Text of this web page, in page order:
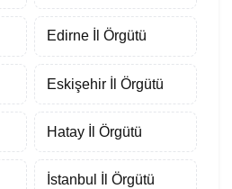
Edirne İl Örgütü
Eskişehir İl Örgütü
Hatay İl Örgütü
İstanbul İl Örgütü